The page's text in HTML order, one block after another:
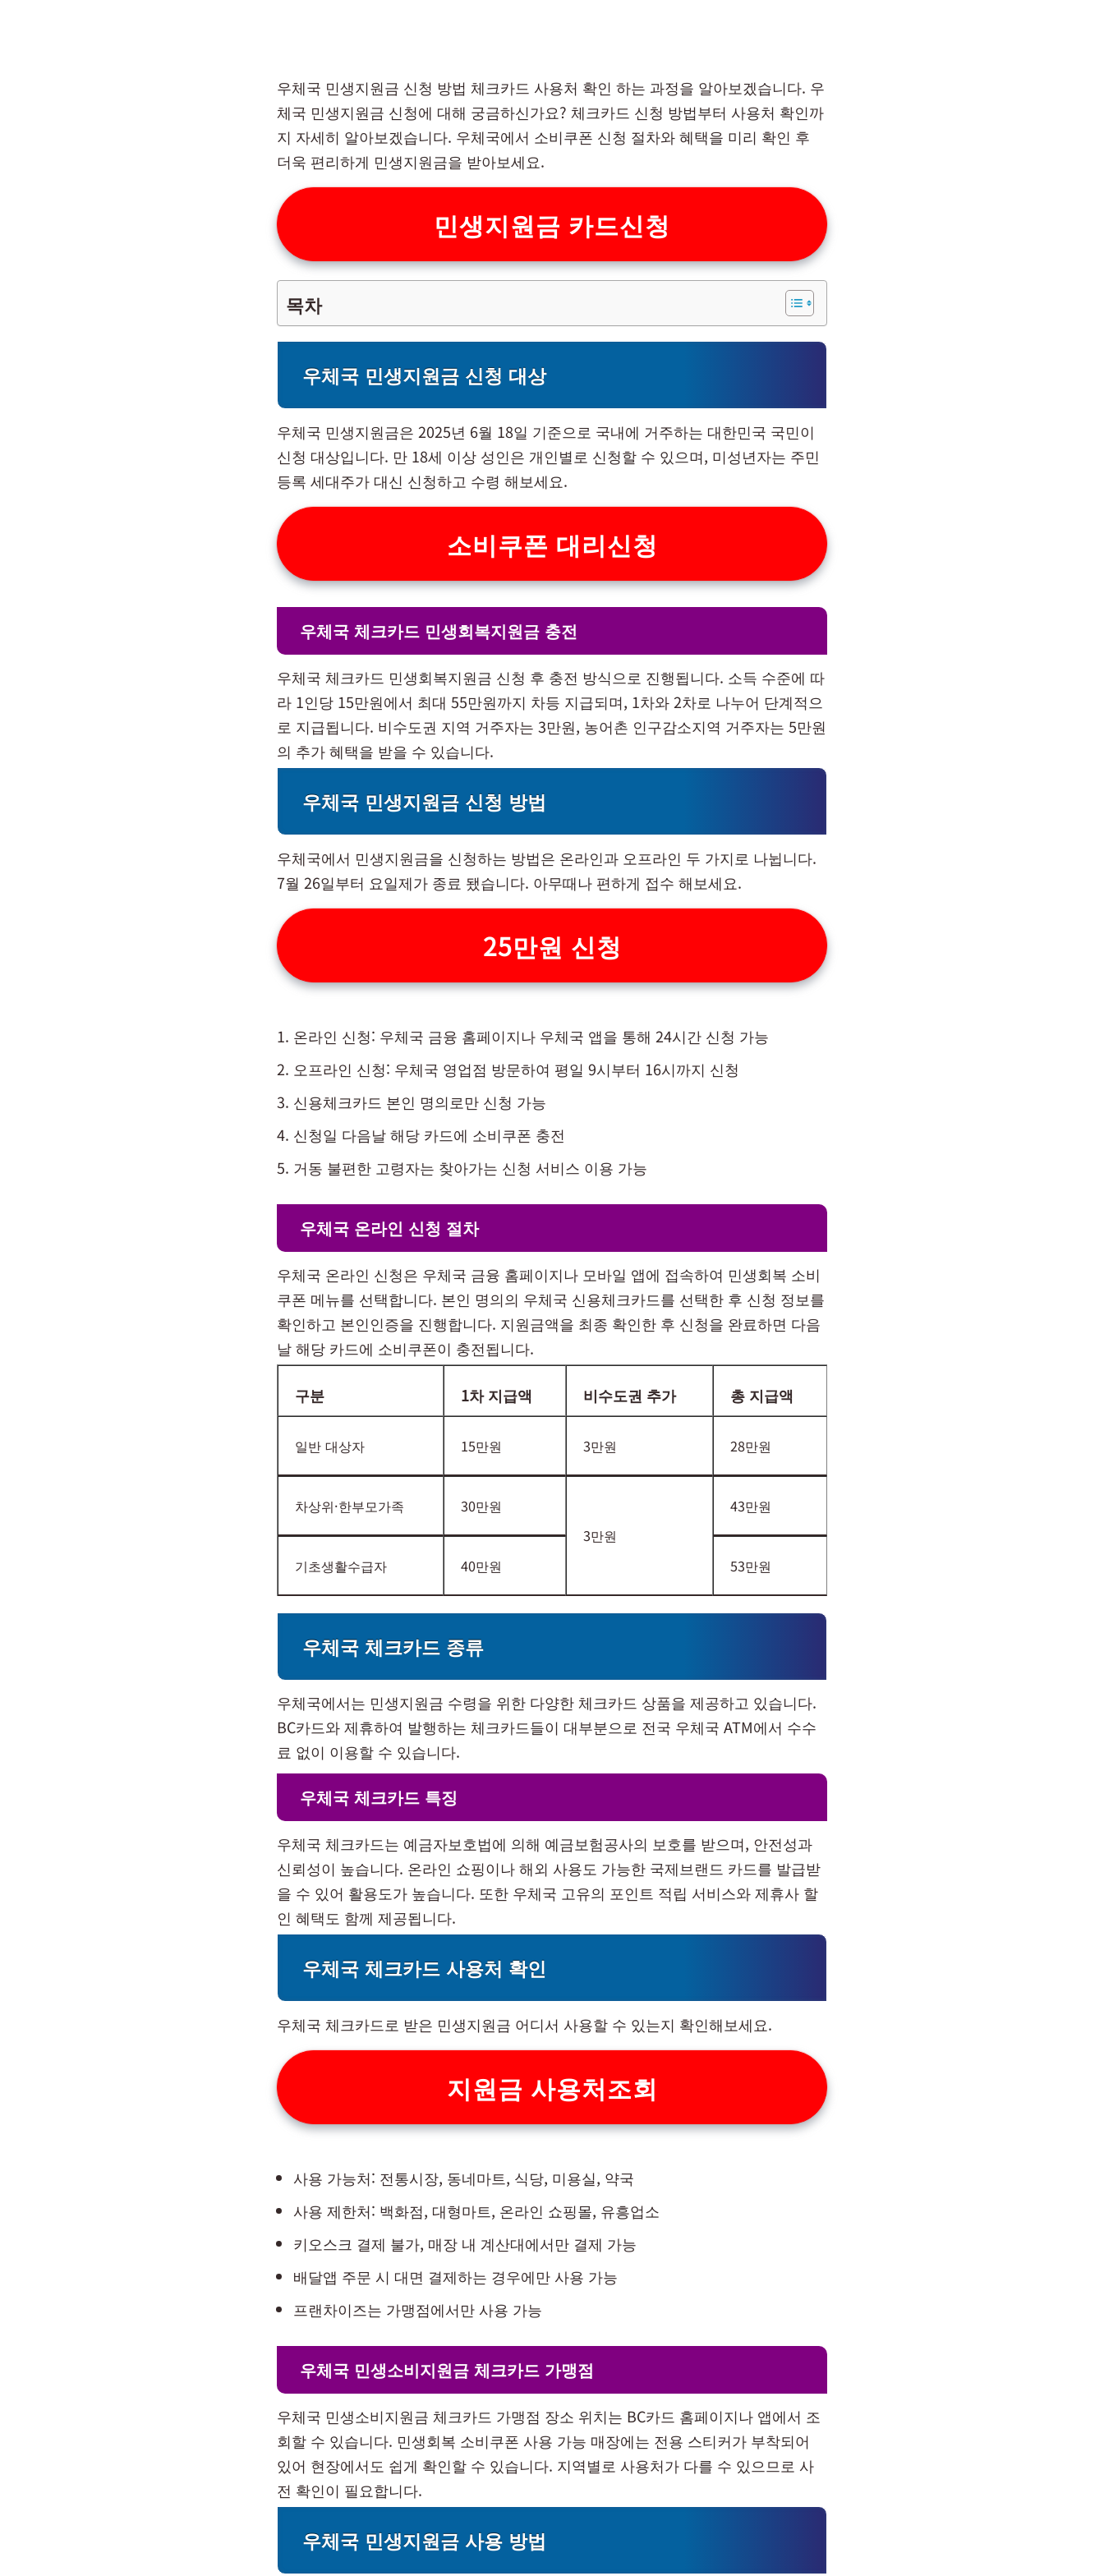
우체국 민생지원금 신청 방법 체크카드 사용처 확인 하는 과정을 알아보겠습니다. 우
체국 민생지원금 신청에 대해 궁금하신가요? 체크카드 신청 방법부터 사용처 확인까
지 자세히 알아보겠습니다. 우체국에서 소비쿠폰 신청 절차와 혜택을 미리 확인 후
더욱 편리하게 민생지원금을 받아보세요.
민생지원금 카드신청
목차
우체국 민생지원금 신청 대상
우체국 민생지원금은 2025년 6월 18일 기준으로 국내에 거주하는 대한민국 국민이
신청 대상입니다. 만 18세 이상 성인은 개인별로 신청할 수 있으며, 미성년자는 주민
등록 세대주가 대신 신청하고 수령 해보세요.
소비쿠폰 대리신청
우체국 체크카드 민생회복지원금 충전
우체국 체크카드 민생회복지원금 신청 후 충전 방식으로 진행됩니다. 소득 수준에 따
라 1인당 15만원에서 최대 55만원까지 차등 지급되며, 1차와 2차로 나누어 단계적으
로 지급됩니다. 비수도권 지역 거주자는 3만원, 농어촌 인구감소지역 거주자는 5만원
의 추가 혜택을 받을 수 있습니다.
우체국 민생지원금 신청 방법
우체국에서 민생지원금을 신청하는 방법은 온라인과 오프라인 두 가지로 나뉩니다.
7월 26일부터 요일제가 종료 됐습니다. 아무때나 편하게 접수 해보세요.
25만원 신청
온라인 신청: 우체국 금융 홈페이지나 우체국 앱을 통해 24시간 신청 가능
오프라인 신청: 우체국 영업점 방문하여 평일 9시부터 16시까지 신청
신용체크카드 본인 명의로만 신청 가능
신청일 다음날 해당 카드에 소비쿠폰 충전
거동 불편한 고령자는 찾아가는 신청 서비스 이용 가능
우체국 온라인 신청 절차
우체국 온라인 신청은 우체국 금융 홈페이지나 모바일 앱에 접속하여 민생회복 소비
쿠폰 메뉴를 선택합니다. 본인 명의의 우체국 신용체크카드를 선택한 후 신청 정보를
확인하고 본인인증을 진행합니다. 지원금액을 최종 확인한 후 신청을 완료하면 다음
날 해당 카드에 소비쿠폰이 충전됩니다.
구분 1차 지급액 비수도권 추가 총 지급액
일반 대상자 15만원 3만원 28만원
차상위·한부모가족
30만원
3만원
43만원
기초생활수급자 40만원 53만원
우체국 체크카드 종류
우체국에서는 민생지원금 수령을 위한 다양한 체크카드 상품을 제공하고 있습니다.
BC카드와 제휴하여 발행하는 체크카드들이 대부분으로 전국 우체국 ATM에서 수수
료 없이 이용할 수 있습니다.
우체국 체크카드 특징
우체국 체크카드는 예금자보호법에 의해 예금보험공사의 보호를 받으며, 안전성과
신뢰성이 높습니다. 온라인 쇼핑이나 해외 사용도 가능한 국제브랜드 카드를 발급받
을 수 있어 활용도가 높습니다. 또한 우체국 고유의 포인트 적립 서비스와 제휴사 할
인 혜택도 함께 제공됩니다.
우체국 체크카드 사용처 확인
우체국 체크카드로 받은 민생지원금 어디서 사용할 수 있는지 확인해보세요.
지원금 사용처조회
사용 가능처: 전통시장, 동네마트, 식당, 미용실, 약국
사용 제한처: 백화점, 대형마트, 온라인 쇼핑몰, 유흥업소
키오스크 결제 불가, 매장 내 계산대에서만 결제 가능
배달앱 주문 시 대면 결제하는 경우에만 사용 가능
프랜차이즈는 가맹점에서만 사용 가능
우체국 민생소비지원금 체크카드 가맹점
우체국 민생소비지원금 체크카드 가맹점 장소 위치는 BC카드 홈페이지나 앱에서 조
회할 수 있습니다. 민생회복 소비쿠폰 사용 가능 매장에는 전용 스티커가 부착되어
있어 현장에서도 쉽게 확인할 수 있습니다. 지역별로 사용처가 다를 수 있으므로 사
전 확인이 필요합니다.
우체국 민생지원금 사용 방법